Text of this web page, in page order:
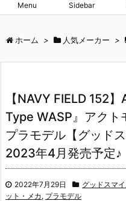
Menu Sidebar
ホーム > 人気メーカー >
【NAVY FIELD 152
Type WASP』アクト
プラモデル【グッド
2023年4月発売予定♪
2022年7月29日 グッドスマ
ット・メカ , プラモデル